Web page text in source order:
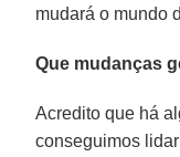
mudará o mundo
Que mudanças
Acredito que há
conseguimos